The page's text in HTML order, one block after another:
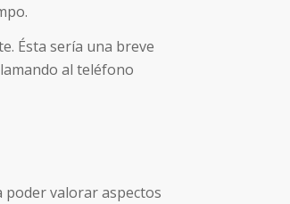
Ésta sería una breve
al teléfono
poder valorar aspectos